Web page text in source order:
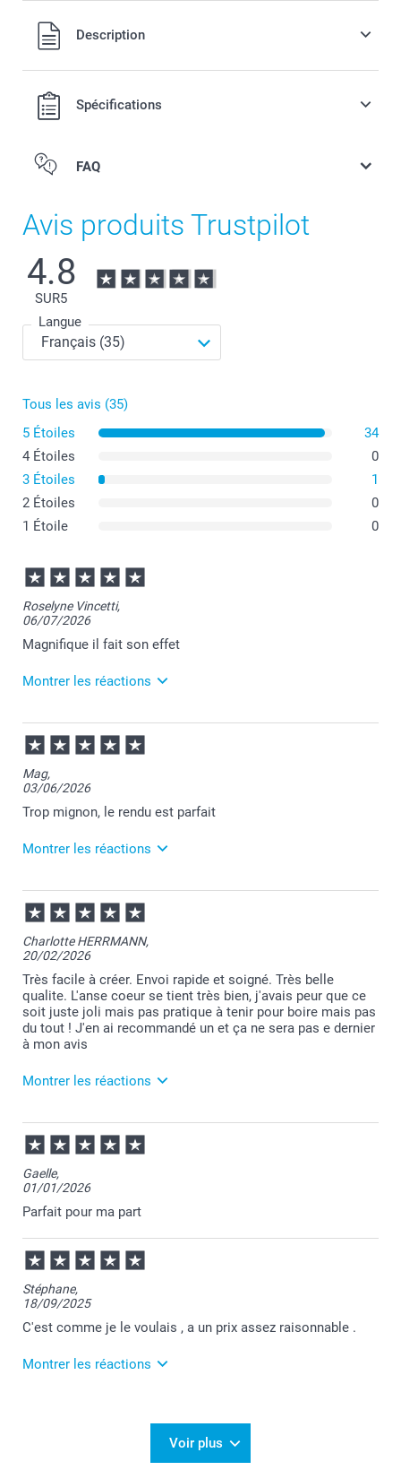
Tous les prix sont en EURO (€), TVA incluse et hors frais de
port.
Description
Spécifications
FAQ
Avis produits Trustpilot
4.8
SUR5
Langue
Tous les avis (35)
5 Étoiles
34
4 Étoiles
0
3 Étoiles
1
2 Étoiles
0
1 Étoile
0
Roselyne Vincetti,
06/07/2026
Magnifique il fait son effet
Montrer les réactions
07/07/2026
12:05
Bonjour Roselyne,
Merci pour votre commande et je suis ravie que
vous appréciez votre mug.
Au plaisir de vous retrouver sur Smartphoto pour de
nouvelles créations.
Passez une belle journée.
Florence@smartphoto
Mag,
03/06/2026
Trop mignon, le rendu est parfait
Montrer les réactions
05/06/2026
07:43
Merci pour votre commande et pour votre retour
positif Magali.
Ravie que votre mug vous plaise.
Je vous souhaite une agréable journée.
Cordialement,
Florence@smartphoto
Charlotte HERRMANN,
20/02/2026
Très facile à créer. Envoi rapide et soigné. Très belle
qualite. L'anse coeur se tient très bien, j'avais peur que ce
soit juste joli mais pas pratique à tenir pour boire mais pas
du tout ! J'en ai recommandé un et ça ne sera pas e dernier
à mon avis
Montrer les réactions
27/02/2026
10:24
Bonjour Charlotte,
Je vous remercie pour votre commande et je suis
heureuse d'apprendre votre satisfaction.
Au plaisir de vous retrouver sur Smartphoto!
Passez une belle journée.
Cordialement,
Florence@smartphoto
Gaelle,
01/01/2026
Parfait pour ma part
Stéphane,
18/09/2025
C'est comme je le voulais , a un prix assez raisonnable .
Montrer les réactions
Merci Stéphane pour ce chouette commentaire!
Voir plus